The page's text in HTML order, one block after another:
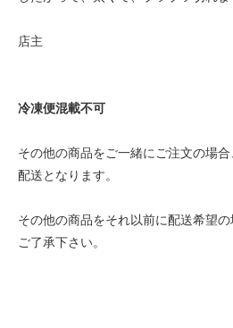
店主
冷凍便混載不可
その他の商品をご一緒にご注文の場
配送となります。
その他の商品をそれ以前に配送希望の
ご了承下さい。